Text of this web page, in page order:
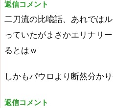
返信コメント
二刀流の比喩話、あれでは
っていたがまさかエリナリ
るとはｗ
しかもパウロより断然分か
返信コメント